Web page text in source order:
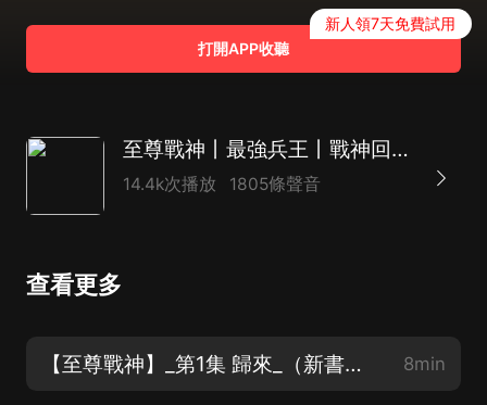
打開APP收聽
新人領7天免費試用
至尊戰神丨最強兵王丨戰神回歸丨打臉虐渣丨都市爽文丨AI多播
14.4k次播放 1805條聲音
查看更多
【至尊戰神】_第1集 歸來_（新書上架、求賞月票、求訂閱、求關注） 8min